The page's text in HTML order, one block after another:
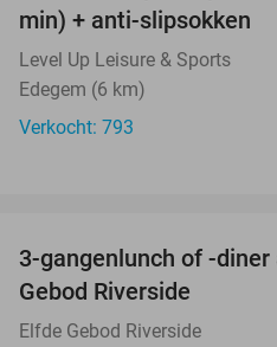
min) + anti-slipsokken
Level Up Leisure & Sports
Edegem (6 km)
Verkocht: 793
3-gangenlunch of -
Gebod Riverside
Elfde Gebod Riverside